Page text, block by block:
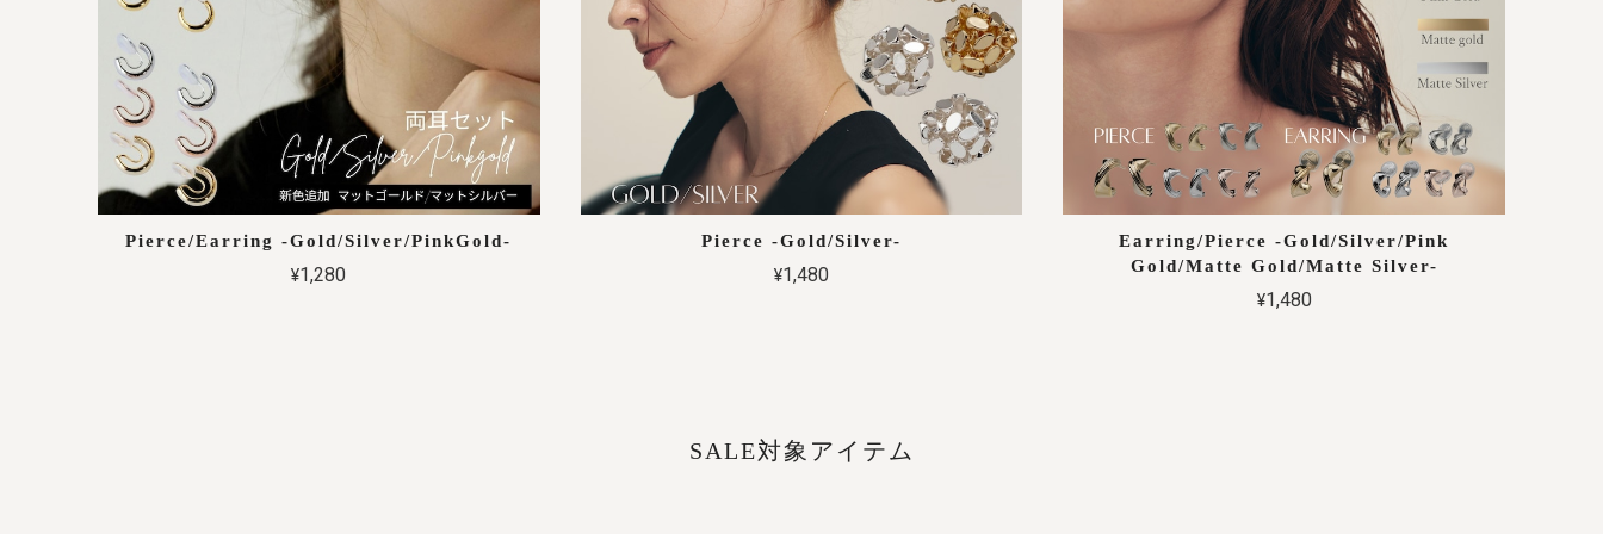
Pierce/Earring -Gold/Silver/PinkGold-
¥1,280
Pierce -Gold/Silver-
¥1,480
Earring/Pierce -Gold/Silver/Pink
Gold/Matte Gold/Matte Silver-
¥1,480
SALE対象アイテム